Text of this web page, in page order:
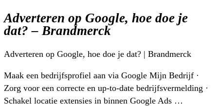
Adverteren op Google, hoe doe je
dat? – Brandmerck
Adverteren op Google, hoe doe je dat? | Brandmerck
Maak een bedrijfsprofiel aan via Google Mijn Bedrijf ·
Zorg voor een correcte en up-to-date bedrijfsvermelding ·
Schakel locatie extensies in binnen Google Ads …